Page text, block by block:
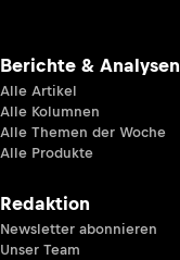
Berichte & Analysen
Alle Artikel
Alle Kolumnen
Alle Themen der Woche
Alle Produkte
Redaktion
Newsletter abonnieren
Unser Team